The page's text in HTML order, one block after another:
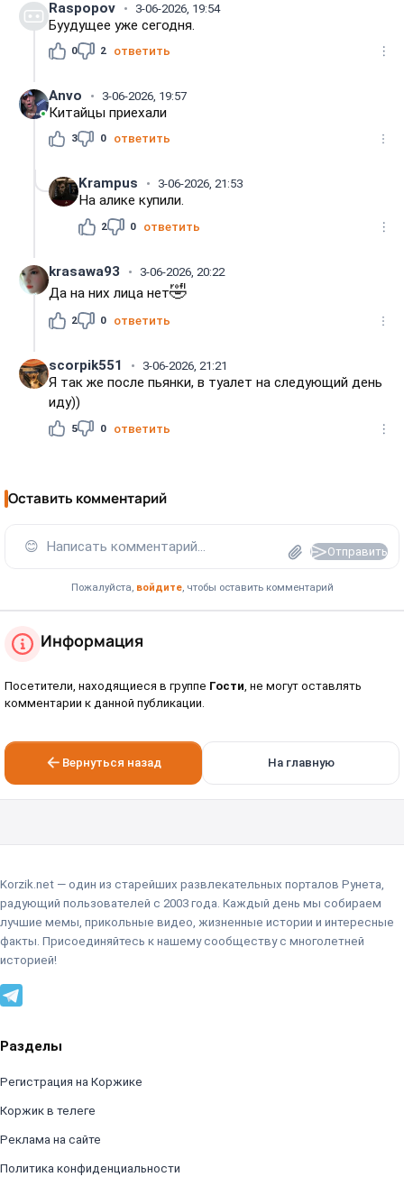
Raspopov 3-06-2026, 19:54
Буудущее уже сегодня.
0 2 ответить
Anvo 3-06-2026, 19:57
Китайцы приехали
3 0 ответить
Krampus 3-06-2026, 21:53
На алике купили.
2 0 ответить
krasawa93 3-06-2026, 20:22
Да на них лица нет🤣
2 0 ответить
scorpik551 3-06-2026, 21:21
Я так же после пьянки, в туалет на следующий день
иду))
5 0 ответить
Оставить комментарий
😊 Написать комментарий... Отправить
Пожалуйста, войдите, чтобы оставить комментарий
Информация
Посетители, находящиеся в группе Гости , не могут оставлять
комментарии к данной публикации.
Вернуться назад На главную
Korzik.net — один из старейших развлекательных порталов Рунета,
радующий пользователей с 2003 года. Каждый день мы собираем
лучшие мемы, прикольные видео, жизненные истории и интересные
факты. Присоединяйтесь к нашему сообществу с многолетней
историей!
Разделы
Регистрация на Коржике
Коржик в телеге
Реклама на сайте
Политика конфиденциальности